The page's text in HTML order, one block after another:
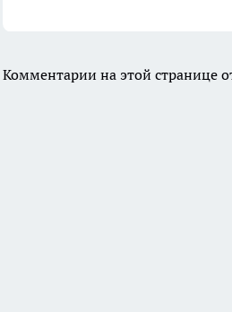
Комментарии на этой странице